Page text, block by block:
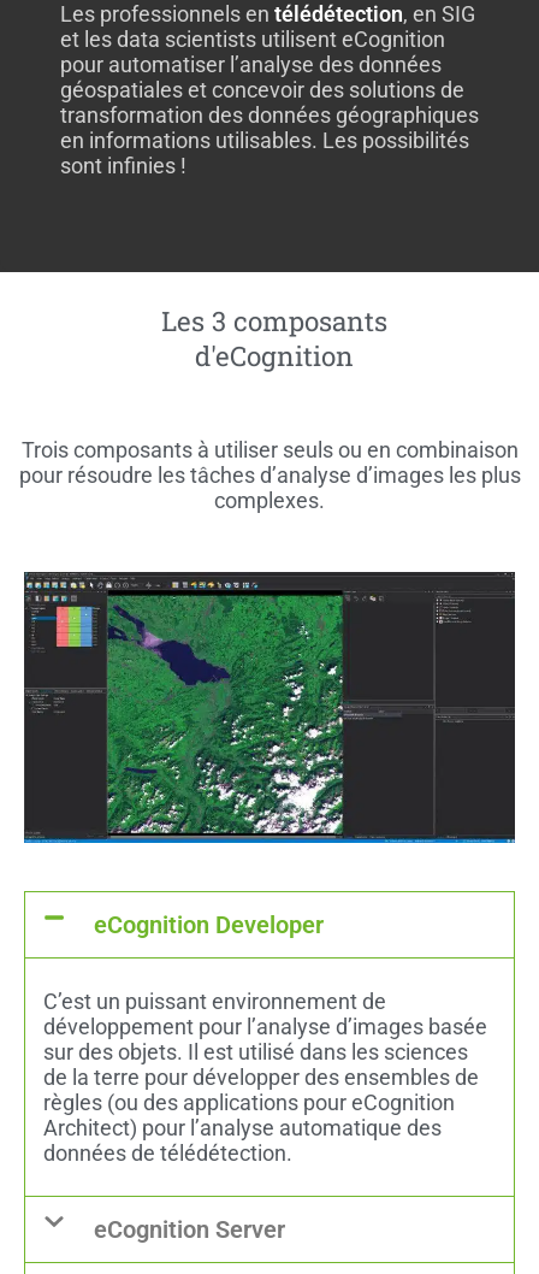
Les professionnels en télédétection, en SIG
et les data scientists utilisent eCognition
pour automatiser l’analyse des données
géospatiales et concevoir des solutions de
transformation des données géographiques
en informations utilisables. Les possibilités
sont infinies !
Les 3 composants
d'eCognition
Trois composants à utiliser seuls ou en combinaison
pour résoudre les tâches d’analyse d’images les plus
complexes.
eCognition Developer
C’est un puissant environnement de
développement pour l’analyse d’images basée
sur des objets. Il est utilisé dans les sciences
de la terre pour développer des ensembles de
règles (ou des applications pour eCognition
Architect) pour l’analyse automatique des
données de télédétection.
eCognition Server